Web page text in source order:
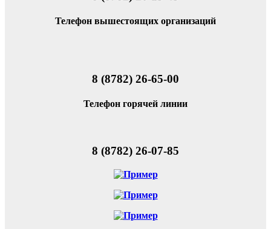
Телефон вышестоящих организаций
8 (8782) 26-65-00
Телефон горячей линии
8 (8782) 26-07-85